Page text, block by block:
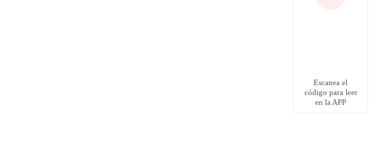
Escanea el
código para leer
en la APP